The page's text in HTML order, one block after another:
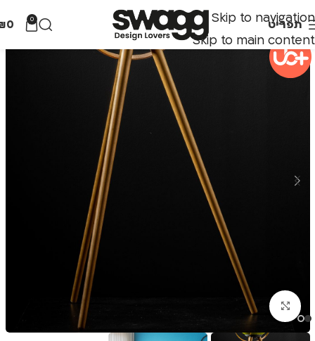
Skip to navigation
Skip to main content
תפריט 0
0
לחצו להגדלה